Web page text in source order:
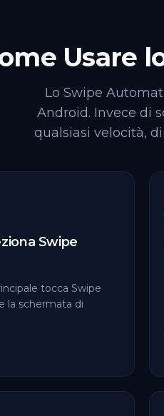
Usare
Lo Swipe
Android. Invece di
qualsiasi velocità,
Swipe
tocca Swipe
la schermata di